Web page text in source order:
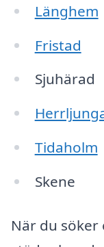
Länghem
Fristad
Sjuhärad
Tidaholm
Skene
När du söker